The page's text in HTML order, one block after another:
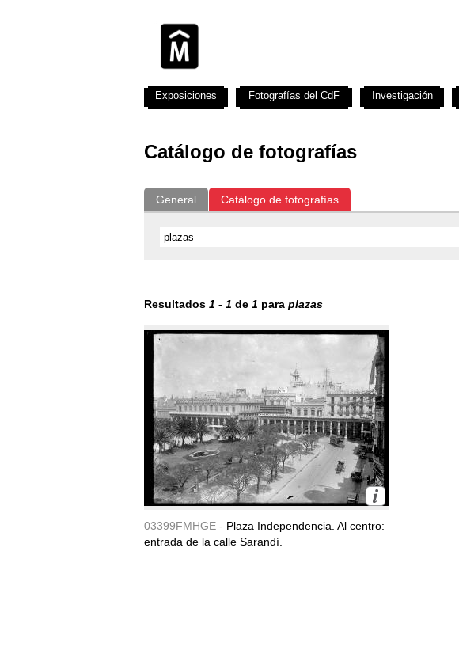
Catálogo de fotografías
General Catálogo de fotografías
Resultados 1 - 1 de 1 para plazas
03399FMHGE - Plaza Independencia. Al centro:
entrada de la calle Sarandí.
Exposiciones Fotografías del CdF Investigación